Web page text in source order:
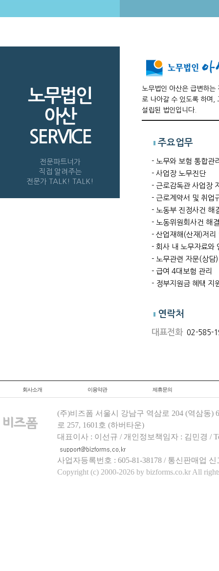
노무법인
아산
SERVICE
전문파트너가
직접 알려주는
전문가 TALK! TALK!
노무법인 아산은 급변하는
로 나아갈 수 있도록 하며,
설립된 법인입니다.
주요업무
- 노무와 보험 통합관
- 사업장 노무진단
- 근로감독관 사업장
- 근로계약서 및 취업
- 노동부 진정사건 해
- 노동위원회사건 해
- 산업재해(산재)저리
- 회사 내 노무자료와
- 노무관련 자문(상담
- 급여 4대보험 관리
- 정부지원금 혜택 지
연락처
대표전화 02-
회사소개 이용약관 제휴문의
(주)비즈폼 서울시 강남구 역삼로 204 (역삼동)
로 257, 1601호 (하버타운)
대표이사 : 이선규 / 개인정보책임자 : 김민경 /
사업자등록번호 : 605-81-38178 / 통신판매업
Copyright (c) 2000-2026 by bizforms.co.kr All